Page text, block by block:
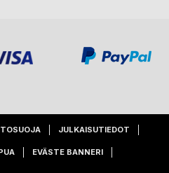
JULKAISUTIEDOT
EVÄSTE BANNERI